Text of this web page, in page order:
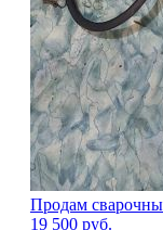
Продам
19 500 руб.